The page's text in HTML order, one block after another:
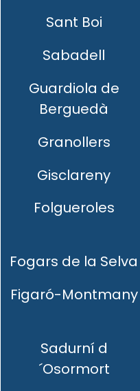
Sant Boi
Sabadell
Guardiola de
Berguedà
Granollers
Gisclareny
Folgueroles
Fogars de la Selva
Figaró-Montmany
Sadurní d
´Osormort